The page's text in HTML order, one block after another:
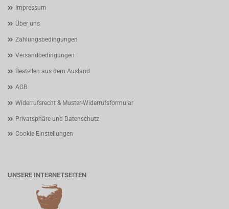
Impressum
Über uns
Zahlungsbedingungen
Versandbedingungen
Bestellen aus dem Ausland
AGB
Widerrufsrecht & Muster-Widerrufsformular
Privatsphäre und Datenschutz
Cookie Einstellungen
UNSERE INTERNETSEITEN